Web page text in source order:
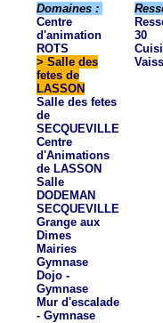
Domaines :
Centre
d'animation
ROTS
> Salle des
fetes de
LASSON
Salle des fetes
de
SECQUEVILLE
Centre
d'Animations
de LASSON
Salle
DODEMAN
SECQUEVILLE
Grange aux
Dimes
Mairies
Gymnase
Dojo -
Gymnase
Mur d'escalade
- Gymnase
30